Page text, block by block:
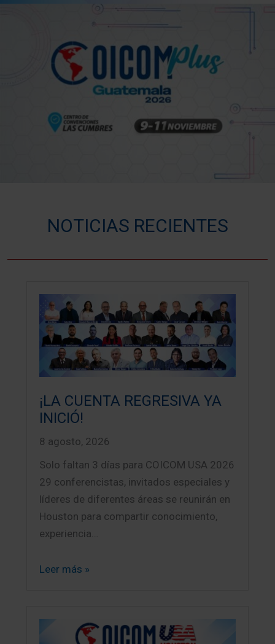
NOTICIAS RECIENTES
¡LA CUENTA REGRESIVA YA
INICIÓ!
8 agosto, 2026
Solo faltan 3 días para COICOM USA 2026
29 conferencistas, invitados especiales y
líderes de diferentes áreas se reunirán en
Houston para compartir conocimiento,
experiencia…
Leer más »